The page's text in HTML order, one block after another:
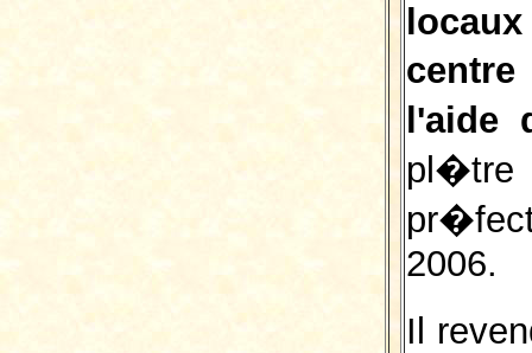
l'aide
pl�tre
2006.
Il